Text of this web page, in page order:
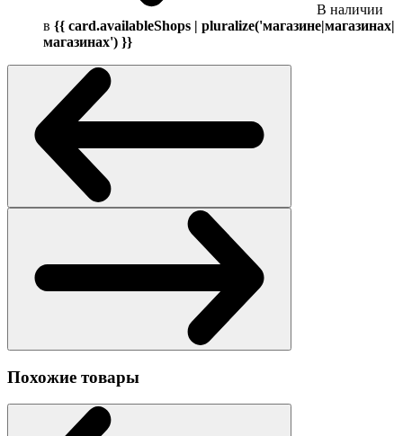
В наличии
в {{ card.availableShops | pluralize('магазине|магазинах|
магазинах') }}
Похожие товары